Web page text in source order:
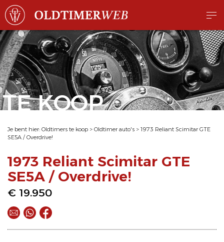
TE KOOP
Je bent hier: Oldtimers te koop > Oldtimer auto's > 1973 Reliant Scimitar GTE
SE5A / Overdrive!
1973 Reliant Scimitar GTE
SE5A / Overdrive!
€ 19.950